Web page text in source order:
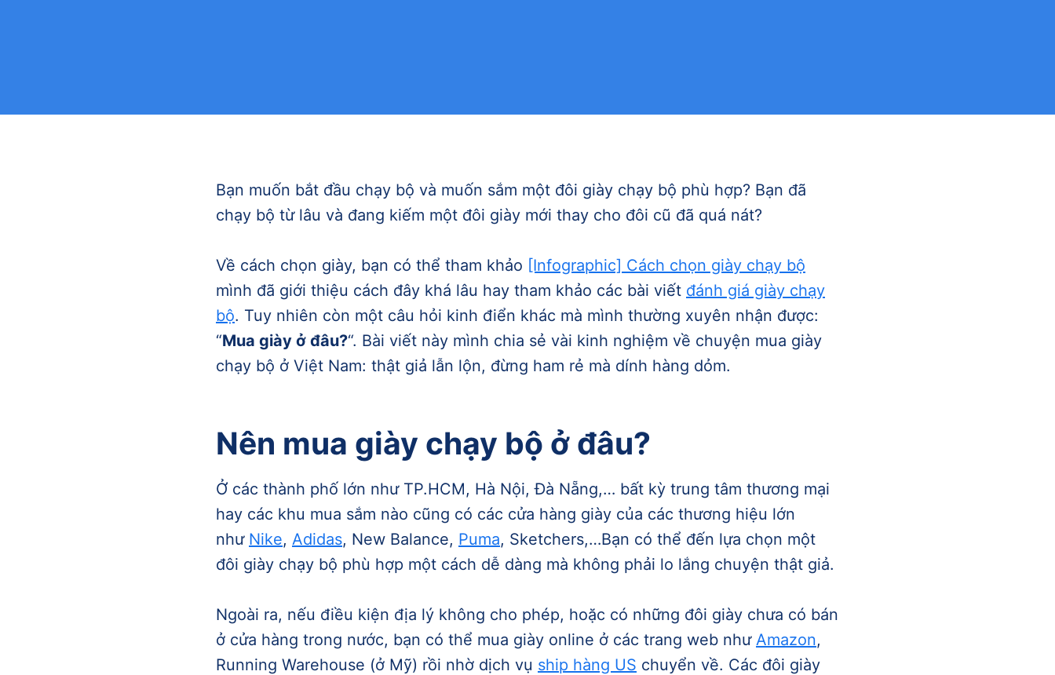
Bạn muốn bắt đầu chạy bộ và muốn sắm một đôi giày chạy bộ phù hợp? Bạn đã
chạy bộ từ lâu và đang kiếm một đôi giày mới thay cho đôi cũ đã quá nát?
Về cách chọn giày, bạn có thể tham khảo [Infographic] Cách chọn giày chạy bộ
mình đã giới thiệu cách đây khá lâu hay tham khảo các bài viết đánh giá giày chạy
bộ. Tuy nhiên còn một câu hỏi kinh điển khác mà mình thường xuyên nhận được:
“Mua giày ở đâu?“. Bài viết này mình chia sẻ vài kinh nghiệm về chuyện mua giày
chạy bộ ở Việt Nam: thật giả lẫn lộn, đừng ham rẻ mà dính hàng dỏm.
Nên mua giày chạy bộ ở đâu?
Ở các thành phố lớn như TP.HCM, Hà Nội, Đà Nẵng,… bất kỳ trung tâm thương mại
hay các khu mua sắm nào cũng có các cửa hàng giày của các thương hiệu lớn
như Nike, Adidas, New Balance, Puma, Sketchers,…Bạn có thể đến lựa chọn một
đôi giày chạy bộ phù hợp một cách dễ dàng mà không phải lo lắng chuyện thật giả.
Ngoài ra, nếu điều kiện địa lý không cho phép, hoặc có những đôi giày chưa có bán
ở cửa hàng trong nước, bạn có thể mua giày online ở các trang web như Amazon,
Running Warehouse (ở Mỹ) rồi nhờ dịch vụ ship hàng US chuyển về. Các đôi giày